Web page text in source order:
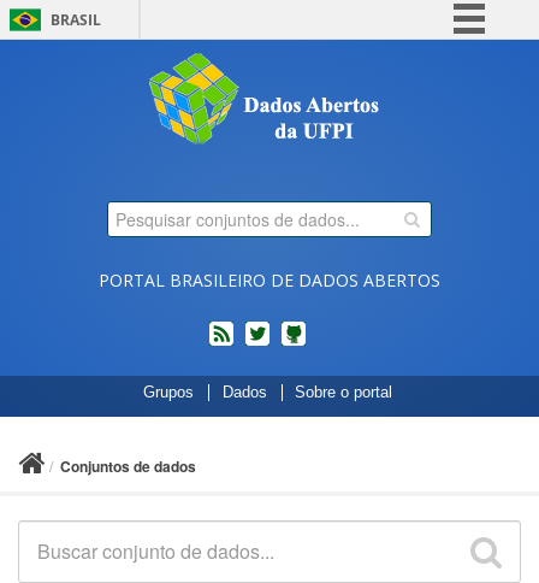
BRASIL
Comunica BR
Participe
Legislação
PORTAL BRASILEIRO DE DADOS ABERTOS
feed twitterCódigos
fonte
de
no
Grupos Dados Sobre o portal
Conjuntos de dados